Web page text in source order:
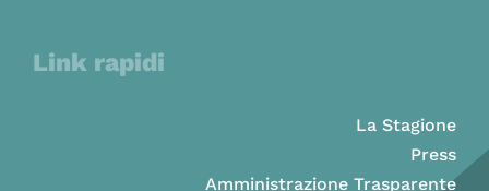
Link rapidi
La Stagione
Press
Amministrazione Trasparente